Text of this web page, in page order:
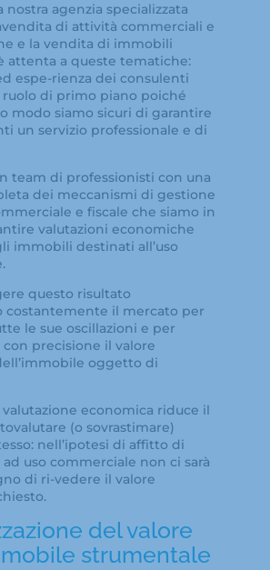
nostra agenzia specializzata
di attività commerciali e
e la vendita di immobili
attenta a queste tematiche:
espe-rienza dei consulenti
di primo piano poiché
modo siamo sicuri di garantire
un servizio professionale e di
team di professionisti con una
dei meccanismi di gestione
e fiscale che siamo in
valutazioni economiche
immobili destinati all’uso
questo risultato
costantemente il mercato per
le sue oscillazioni e per
precisione il valore
oggetto di
economica riduce il
(o sovrastimare)
nell’ipotesi di affitto di
uso commerciale non ci sarà
di ri-vedere il valore
del valore
strumentale